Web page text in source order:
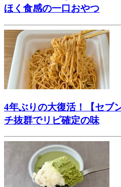
ほく食感の一口おやつ
4年ぶりの大復活！【セブ
チ抜群でリピ確定の味